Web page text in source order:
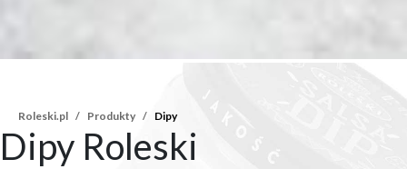
Roleski.pl Produkty Dipy
Dipy Roleski